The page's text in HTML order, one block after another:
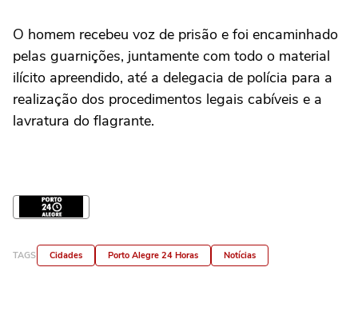
O homem recebeu voz de prisão e foi encaminhado
pelas guarnições, juntamente com todo o material
ilícito apreendido, até a delegacia de polícia para a
realização dos procedimentos legais cabíveis e a
lavratura do flagrante.
TAGS Cidades Porto Alegre 24 Horas Notícias